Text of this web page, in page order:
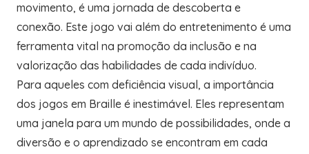
movimento, é uma jornada de descoberta e
conexão. Este jogo vai além do entretenimento é uma
ferramenta vital na promoção da inclusão e na
valorização das habilidades de cada indivíduo.
Para aqueles com deficiência visual, a importância
dos jogos em Braille é inestimável. Eles representam
uma janela para um mundo de possibilidades, onde a
diversão e o aprendizado se encontram em cada